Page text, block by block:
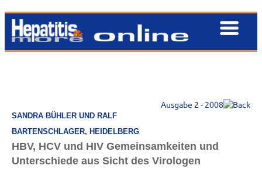
Ausgabe 2 - 2008
SANDRA BÜHLER UND RALF
BARTENSCHLAGER, HEIDELBERG
HBV, HCV und HIV Gemeinsamkeiten und
Unterschiede aus Sicht des Virologen